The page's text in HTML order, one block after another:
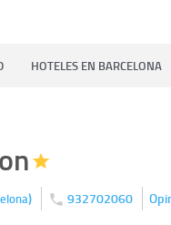
HOTELES EN BARCELONA
) 932702060